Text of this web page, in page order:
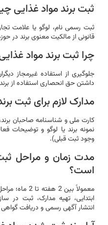
ثبت برند مواد غذایی
ثبت رسمی نام، لوگو یا علامت
قانونی از مالکیت معنوی برند در
چرا ثبت برند مواد
جلوگیری از استفاده غیرمجاز
داشتن حق انحصاری استفاده از
مدارک لازم برای ثبت
کارت ملی و شناسنامه صاحبان
نمونه برند یا لوگو و توضیحات
وجود ثبت قبلی).
مدت زمان و مراحل
است؟
معمولاً بین 2
ابتدایی، تهیه مدارک، ثبت در
انتشار آگهی رسمی و دریافت